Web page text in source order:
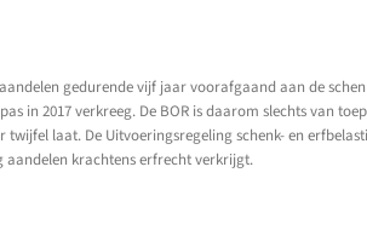
gedurende vijf jaar voorafgaand aan de
in 2017 verkreeg. De BOR is daarom slechts van
laat. De Uitvoeringsregeling schenk- en
aandelen krachtens erfrecht verkrijgt.